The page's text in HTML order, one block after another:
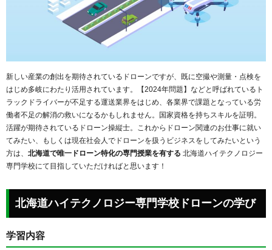
新しい産業の創出を期待されているドローンですが、既に空撮や測量・点検を
はじめ多岐にわたり活用されています。【2024年問題】などと呼ばれているト
ラックドライバーが不足する運送業界をはじめ、各業界で課題となっている労
働者不足の解消の救いになるかもしれません。国家資格を持ちスキルを証明。
活躍が期待されているドローン操縦士。これからドローン関連のお仕事に就い
てみたい、もしくは現在社会人でドローンを扱うビジネスをしてみたいという
方は、 北海道で唯一ドローン特化の専門授業を有する 北海道ハイテクノロジー
専門学校にて目指していただければと思います！
北海道ハイテクノロジー専門学校ドローンの学び
学習内容